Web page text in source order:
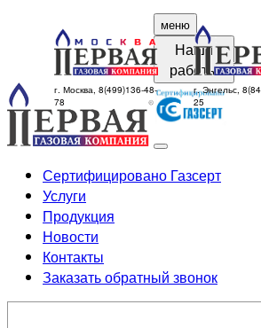
меню
Наши
работы
г. Москва, 8(499)136-48-
78
г. Энгельс,
25
Сертифицировано Газсерт
Услуги
Продукция
Новости
Контакты
Заказать обратный звонок